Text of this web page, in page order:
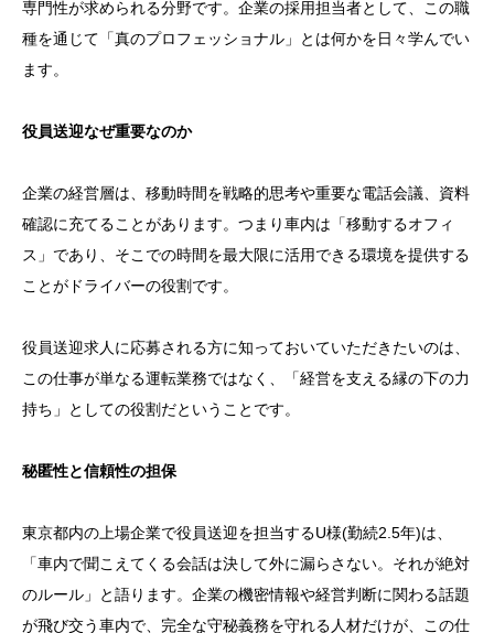
専門性が求められる分野です。企業の採用担当者として、この職
種を通じて「真のプロフェッショナル」とは何かを日々学んでい
ます。
役員送迎なぜ重要なのか
企業の経営層は、移動時間を戦略的思考や重要な電話会議、資料
確認に充てることがあります。つまり車内は「移動するオフィ
ス」であり、そこでの時間を最大限に活用できる環境を提供する
ことがドライバーの役割です。
役員送迎求人に応募される方に知っておいていただきたいのは、
この仕事が単なる運転業務ではなく、「経営を支える縁の下の力
持ち」としての役割だということです。
秘匿性と信頼性の担保
東京都内の上場企業で役員送迎を担当するU様(勤続2.5年)は、
「車内で聞こえてくる会話は決して外に漏らさない。それが絶対
のルール」と語ります。企業の機密情報や経営判断に関わる話題
が飛び交う車内で、完全な守秘義務を守れる人材だけが、この仕